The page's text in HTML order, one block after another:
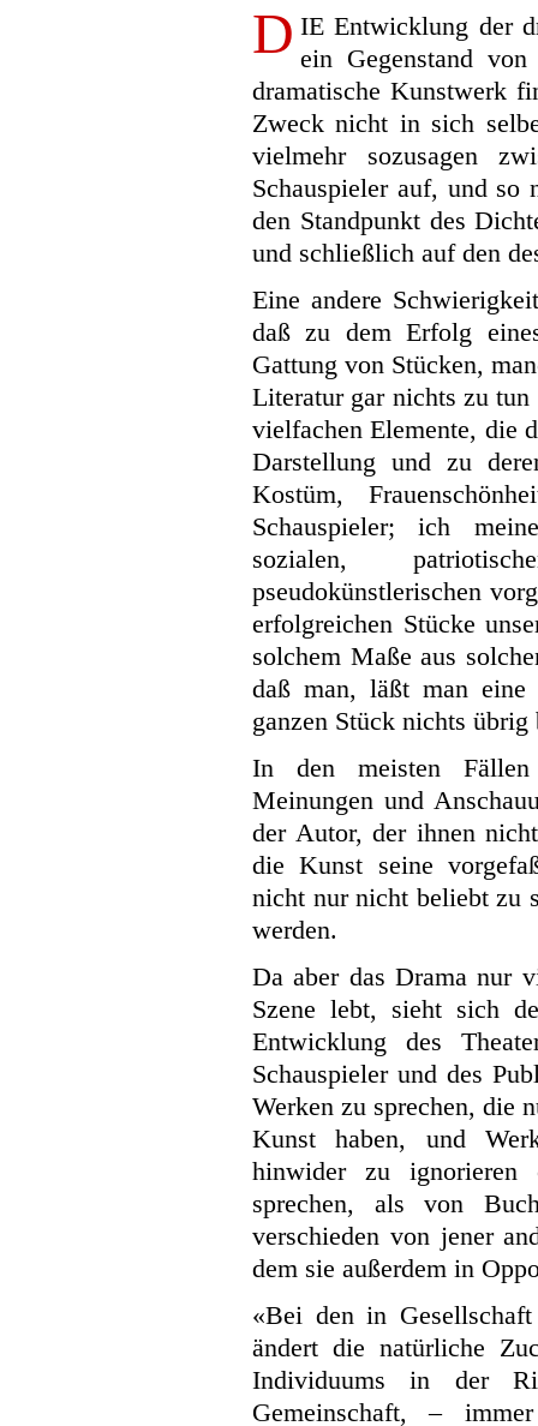
D IEEntwicklung der
ein Gegenstand
dramatische Kunstwerk
Zweck nicht in sich
vielmehr sozusagen
Schauspieler auf, und
den Standpunkt des
und schließlich auf den
Eine andere
daß zu dem Erfolg
Gattung von Stücken,
Literatur gar nichts zu
vielfachen Elemente, die
Darstellung und zu
Kostüm,
Schauspieler; ich
sozialen,
pseudokünstlerischen
erfolgreichen Stücke
solchem Maße aus
daß man, läßt man
ganzen Stück nichts übrig
In den meisten Fällen
Meinungen und
der Autor, der ihnen
die Kunst seine
nicht nur nicht beliebt zu
werden.
Da aber das Drama nur
Szene lebt, sieht sich
Entwicklung des
Schauspieler und des
Werken zu sprechen, die
Kunst haben, und
hinwider zu
sprechen, als von
verschieden von jener
dem sie außerdem in
«Bei den in
ändert die natürliche
Individuums in der
Gemeinschaft, –